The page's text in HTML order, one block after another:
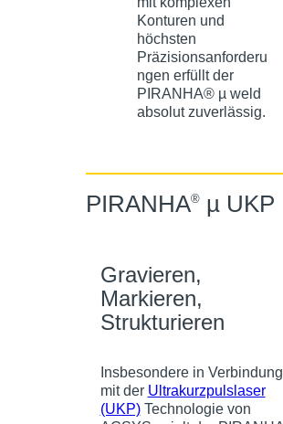
PIRANHA®µ UKP
Gravieren,
Markieren,
Strukturieren
Insbesondere in Verbindung
mit der Ultrakurzpulslaser
(UKP)Technologie von